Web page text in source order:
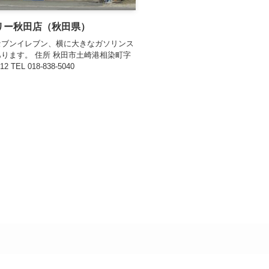
秋田店（秋田県）
ンイレブン、横に大きなガソリンス
ます。 住所 秋田市土崎港相染町字
TEL 018-838-5040